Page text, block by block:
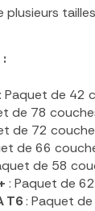
plusieurs
: Paquet de 42
de 78
de 72
de 66
de 58
: Paquet de
T6: Paquet